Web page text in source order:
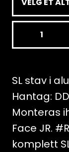
JR
SL,
premium
aluminum
antall
SL stav i
Hantag:
Monteras
Face JR.
komplett